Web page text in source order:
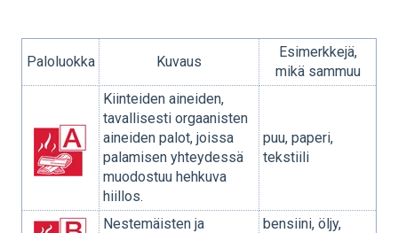
Paloluokka Kuvaus
Esimerkkejä,
mikä sammuu
Kiinteiden aineiden,
tavallisesti orgaanisten
aineiden palot, joissa
palamisen yhteydessä
muodostuu hehkuva
hiillos.
puu, paperi,
tekstiili
Nestemäisten ja
bensiini, öljy,